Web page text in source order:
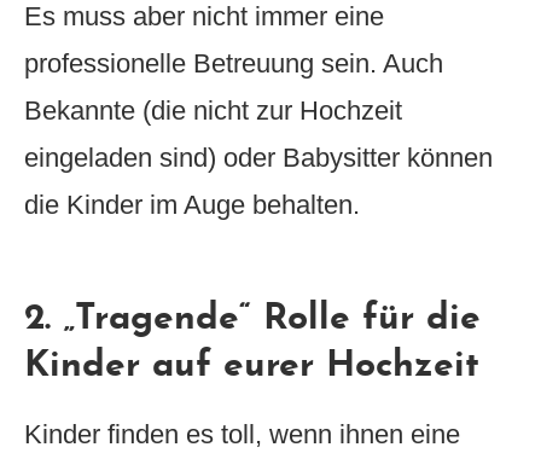
Es muss aber nicht immer eine
professionelle Betreuung sein. Auch
Bekannte (die nicht zur Hochzeit
eingeladen sind) oder Babysitter können
die Kinder im Auge behalten.
2. „Tragende“ Rolle für die
Kinder auf eurer Hochzeit
Kinder finden es toll, wenn ihnen eine